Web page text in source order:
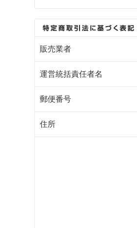
販売業者
運営統括責任者名
郵便番号
住所